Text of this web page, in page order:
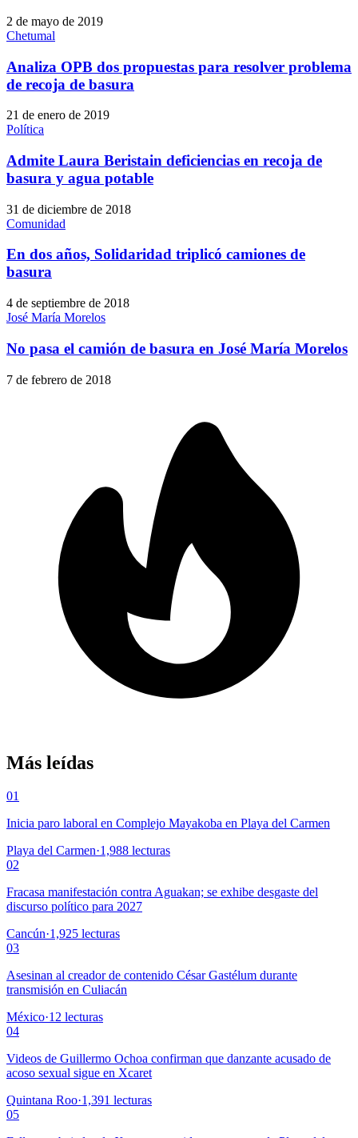
2 de mayo de 2019
Chetumal
Analiza OPB dos propuestas para resolver problema
de recoja de basura
21 de enero de 2019
Política
Admite Laura Beristain deficiencias en recoja de
basura y agua potable
31 de diciembre de 2018
Comunidad
En dos años, Solidaridad triplicó camiones de
basura
4 de septiembre de 2018
José María Morelos
No pasa el camión de basura en José María Morelos
7 de febrero de 2018
Más leídas
01
Inicia paro laboral en Complejo Mayakoba en Playa del Carmen
Playa del Carmen·1,988 lecturas
02
Fracasa manifestación contra Aguakan; se exhibe desgaste del
discurso político para 2027
Cancún·1,925 lecturas
03
Asesinan al creador de contenido César Gastélum durante
transmisión en Culiacán
México·12 lecturas
04
Videos de Guillermo Ochoa confirman que danzante acusado de
acoso sexual sigue en Xcaret
Quintana Roo·1,391 lecturas
05